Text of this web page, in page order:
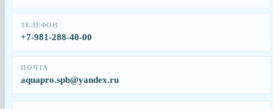
ТЕЛЕФОН
+7-981-288-40-00
ПОЧТА
aquapro.spb@yandex.ru
Независимо от объёма и назначения, в каждом бассейне со